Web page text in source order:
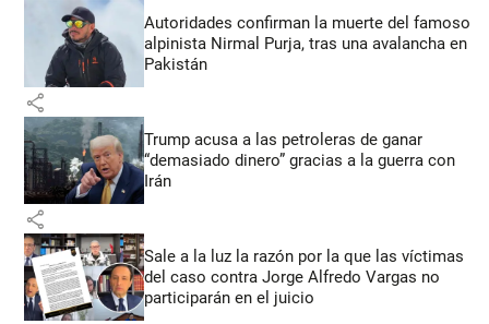
Autoridades confirman la muerte del famoso
alpinista Nirmal Purja, tras una avalancha en
Pakistán
share
Trump acusa a las petroleras de ganar
“demasiado dinero” gracias a la guerra con
Irán
share
Sale a la luz la razón por la que las víctimas
del caso contra Jorge Alfredo Vargas no
participarán en el juicio